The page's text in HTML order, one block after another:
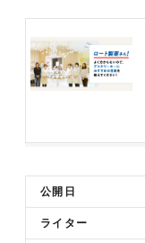
公開日
ライター